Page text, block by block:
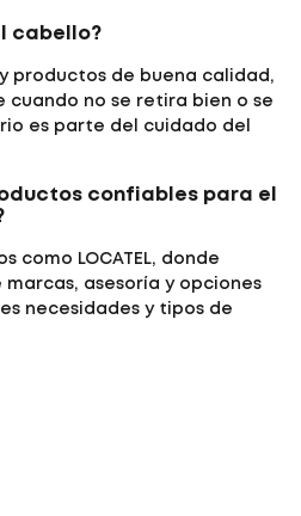
cabello?
productos de buena calidad,
cuando no se retira bien o se
es parte del cuidado del
confiables para el
como LOCATEL, donde
asesoría y opciones
necesidades y tipos de